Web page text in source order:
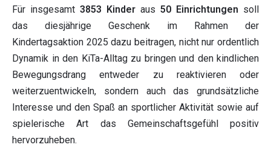
Für insgesamt 3853 Kinder aus 50 Einrichtungen soll
das diesjährige Geschenk im Rahmen der
Kindertagsaktion 2025 dazu beitragen, nicht nur ordentlich
Dynamik in den KiTa-Alltag zu bringen und den kindlichen
Bewegungsdrang entweder zu reaktivieren oder
weiterzuentwickeln, sondern auch das grundsätzliche
Interesse und den Spaß an sportlicher Aktivität sowie auf
spielerische Art das Gemeinschaftsgefühl positiv
hervorzuheben.